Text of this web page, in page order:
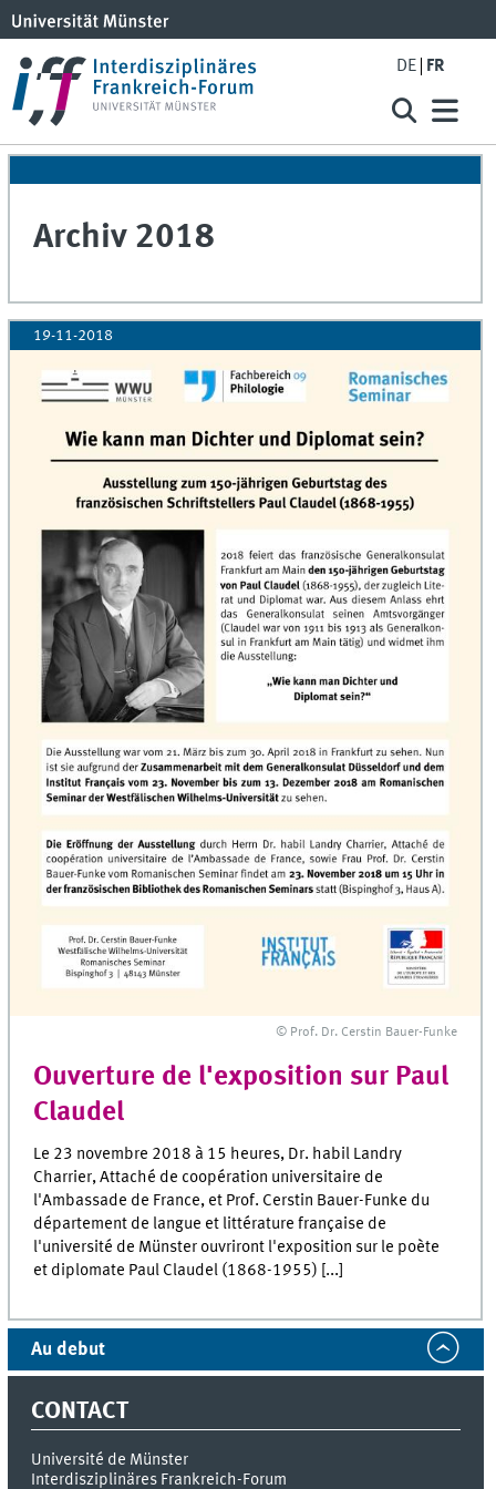
DE FR
Archiv 2018
19-11-2018
© Prof. Dr. Cerstin Bauer-Funke
Ouverture de l'exposition sur Paul
Claudel
Le 23 novembre 2018 à 15 heures, Dr. habil Landry
Charrier, Attaché de coopération universitaire de
l'Ambassade de France, et Prof. Cerstin Bauer-Funke du
département de langue et littérature française de
l'université de Münster ouvriront l'exposition sur le poète
et diplomate Paul Claudel (1868-1955) [...]
Au debut
CONTACT
Université de Münster
Interdisziplinäres Frankreich-Forum